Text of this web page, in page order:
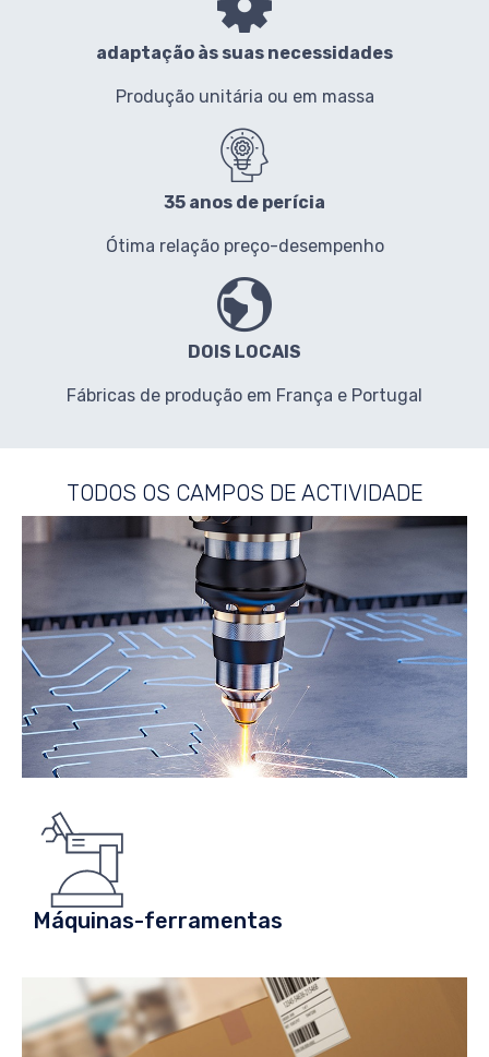
adaptação às suas necessidades
Produção unitária ou em massa
35 anos de perícia
Ótima relação preço-desempenho
DOIS LOCAIS
Fábricas de produção em França e Portugal
TODOS OS CAMPOS DE ACTIVIDADE
Máquinas-ferramentas